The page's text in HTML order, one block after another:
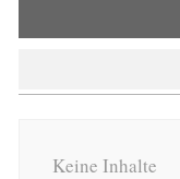
Keine Inhalte